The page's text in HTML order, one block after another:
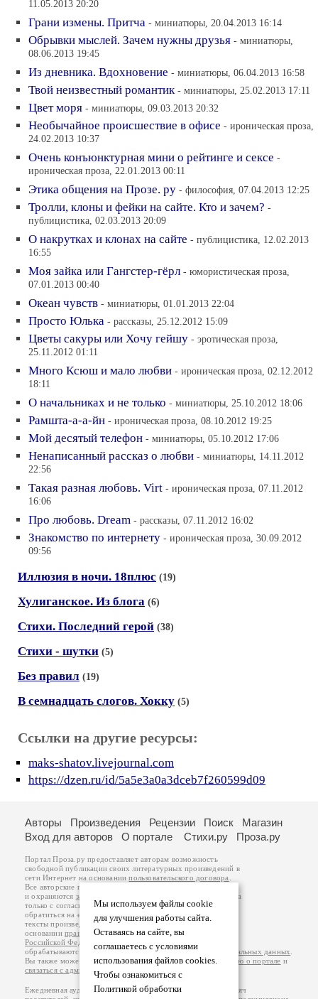
11.05.2013 20:20
Грани измены. Притча - миниатюры, 20.04.2013 16:14
Обрывки мыслей. Зачем нужны друзья - миниатюры,
08.06.2013 19:45
Из дневника. Вдохновение - миниатюры, 06.04.2013 16:58
Твой неизвестный романтик - миниатюры, 25.02.2013 17:11
Цвет моря - миниатюры, 09.03.2013 20:32
Необычайное происшествие в офисе - ироническая проза,
24.02.2013 10:37
Очень конъюнктурная мини о рейтинге и сексе -
ироническая проза, 22.01.2013 00:11
Этика общения на Прозе. ру - философия, 07.04.2013 12:25
Тролли, клоны и фейки на сайте. Кто и зачем? -
публицистика, 02.03.2013 20:09
О накрутках и клонах на сайте - публицистика, 12.02.2013
16:55
Моя зайка или Гангстер-гёрл - юмористическая проза,
07.01.2013 00:40
Океан чувств - миниатюры, 01.01.2013 22:04
Просто Юлька - рассказы, 25.12.2012 15:09
Цветы сакуры или Хочу гейшу - эротическая проза,
25.11.2012 01:11
Много Ксюш и мало любви - ироническая проза, 02.12.2012
18:11
О начальниках и не только - миниатюры, 25.10.2012 18:06
Рамшта-а-а-йн - ироническая проза, 08.10.2012 19:25
Мой десятый телефон - миниатюры, 05.10.2012 17:06
Ненаписанный рассказ о любви - миниатюры, 14.11.2012
22:56
Такая разная любовь. Virt - ироническая проза, 07.11.2012
16:06
Про любовь. Dream - рассказы, 07.11.2012 16:02
Знакомство по интернету - ироническая проза, 30.09.2012
09:56
Иллюзия в ночи. 18плюс (19)
Хулиганское. Из блога (6)
Стихи. Последний герой (38)
Стихи - шутки (5)
Без правил (19)
В семнадцать слогов. Хокку (5)
Ссылки на другие ресурсы:
maks-shatov.livejournal.com
https://dzen.ru/id/5a5e3a0a3dceb7f260599d09
Мы используем файлы cookie
для улучшения работы сайта.
Оставаясь на сайте, вы
соглашаетесь с условиями
использования файлов cookies.
Чтобы ознакомиться с
Политикой обработки
Авторы Произведения Рецензии Поиск
Магазин
Вход для авторов
О портале Стихи.ру Проза.ру
Портал Проза.ру предоставляет авторам возможность
свободной публикации своих литературных произведений в
сети Интернет на основаниипользовательского договора
Все авторские права на произведения принадлежат авторам
и охраняются законом
. Перепечатка произведений возможна
только с согласия его автора, к которому вы можете
обратиться на его авторской странице. Ответственность за
тексты произведений авторы несут самостоятельно на
основанииправил публикацииизаконодательства
Российской Федерации
обрабатываются на основанииПолитики обработки персональных данных
Вы также можете посмотреть более подробнуюинформацию о портале и
связаться с администрацией
Ежедневная аудитория портала Проза.ру – порядка 100 тысяч